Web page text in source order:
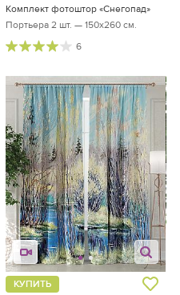
Комплект фотоштор «Снегопад»
Портьера 2 шт. — 150х260 см.
6
КУПИТЬ